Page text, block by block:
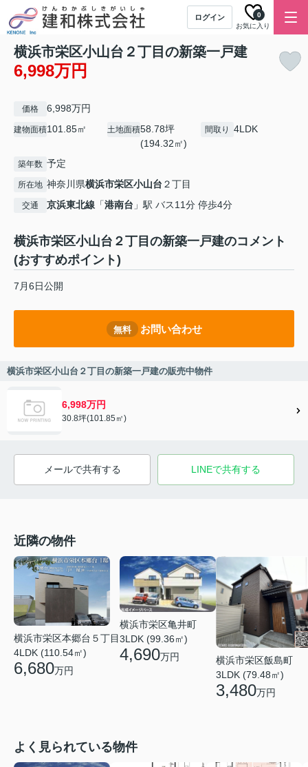
ログイン
お気に入り
0
横浜市栄区小山台２丁目の新築一戸建
6,998万円
価格 6,998万円
建物面積101.85㎡ 土地面積58.78坪
(194.32㎡)
間取り 4LDK
築年数 予定
所在地 神奈川県横浜市栄区小山台 ２丁目
交通 京浜東北線 「港南台 」駅 バス11分 停歩4分
横浜市栄区小山台２丁目の新築一戸建のコメント
(おすすめポイント)
7月6日公開
無料 お問い合わせ
横浜市栄区小山台２丁目の新築一戸建の販売中物件
6,998万円
30.8坪(101.85㎡)
メールで共有する LINEで共有する
近隣の物件
横浜市栄区本郷台５丁目
4LDK (110.54㎡)
6,680万円
横浜市栄区亀井町
3LDK (99.36㎡)
4,690万円
横浜市栄区飯島町
3LDK (79.48㎡)
3,480万円
よく見られている物件